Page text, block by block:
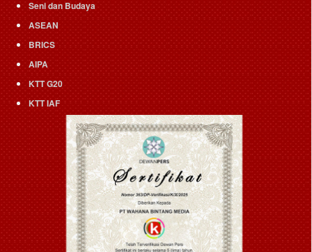
Seni dan Budaya
ASEAN
BRICS
AIPA
KTT G20
KTT IAF